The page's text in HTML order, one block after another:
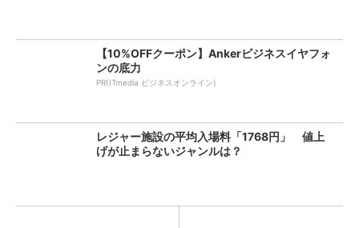
【10%OFFクーポン】Ankerビジネスイヤフォ
ンの底力
PR(ITmedia ビジネスオンライン)
レジャー施設の平均入場料「1768円」 値上
げが止まらないジャンルは？